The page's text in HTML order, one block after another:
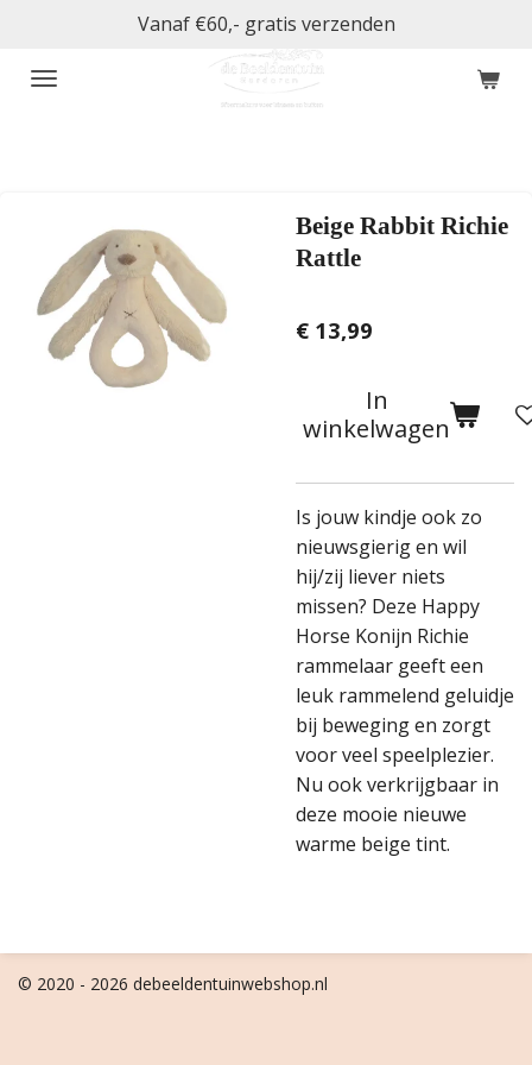
naar
Vanaf €60,- gratis verzenden
Beige Rabbit Richie
Rattle
€ 13,99
In
winkelwagen
Is jouw kindje ook zo
nieuwsgierig en wil
hij/zij liever niets
missen? Deze Happy
Horse Konijn Richie
rammelaar geeft een
leuk rammelend geluidje
bij beweging en zorgt
voor veel speelplezier.
Nu ook verkrijgbaar in
deze mooie nieuwe
warme beige tint.
© 2020 - 2026 debeeldentuinwebshop.nl